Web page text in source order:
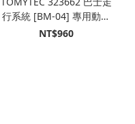
行系統 [BM-04] 專用動力
部件
NT$960